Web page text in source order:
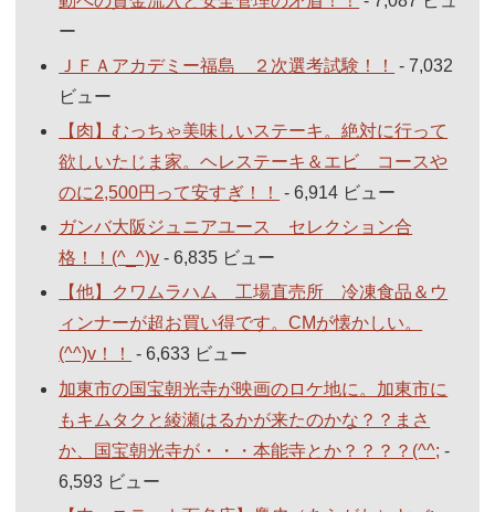
ー
ＪＦＡアカデミー福島 ２次選考試験！！
- 7,032
ビュー
【肉】むっちゃ美味しいステーキ。絶対に行って
欲しいたじま家。ヘレステーキ＆エビ コースや
のに2,500円って安すぎ！！
- 6,914 ビュー
ガンバ大阪ジュニアユース セレクション合
格！！(^_^)v - 6,835 ビュー
【他】クワムラハム 工場直売所 冷凍食品＆ウ
ィンナーが超お買い得です。CMが懐かしい。
(^^)v！！
- 6,633 ビュー
加東市の国宝朝光寺が映画のロケ地に。加東市に
もキムタクと綾瀬はるかが来たのかな？？まさ
か、国宝朝光寺が・・・本能寺とか？？？？(^^; -
6,593 ビュー